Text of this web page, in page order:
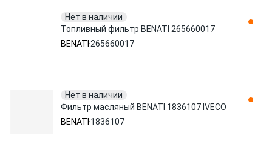
Нет в наличии
Топливный фильтр BENATI 265660017
BENATI 265660017
Нет в наличии
Фильтр масляный BENATI 1836107 IVECO
BENATI 1836107